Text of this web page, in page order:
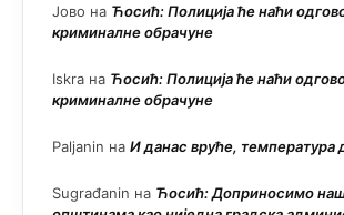
Јово на Ћосић: Полиција ће наћи
криминалне обрачуне
Iskra на Ћосић: Полиција ће наћи
криминалне обрачуне
Paljanin на И данас вруће, температура
Sugrađanin на Ћосић: Доприносимо